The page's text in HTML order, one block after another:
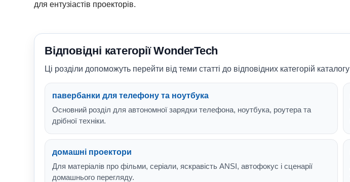
для ентузіастів проекторів.
Відповідні категорії WonderTech
Ці розділи допоможуть перейти від теми статті до відповідних категорій
павербанки для телефону та ноутбука
Основний розділ для автономної зарядки телефона, ноутбука, роутера та
дрібної техніки.
домашні проектори
Для матеріалів про фільми, серіали, яскравість ANSI, автофокус і сценарії
домашнього перегляду.